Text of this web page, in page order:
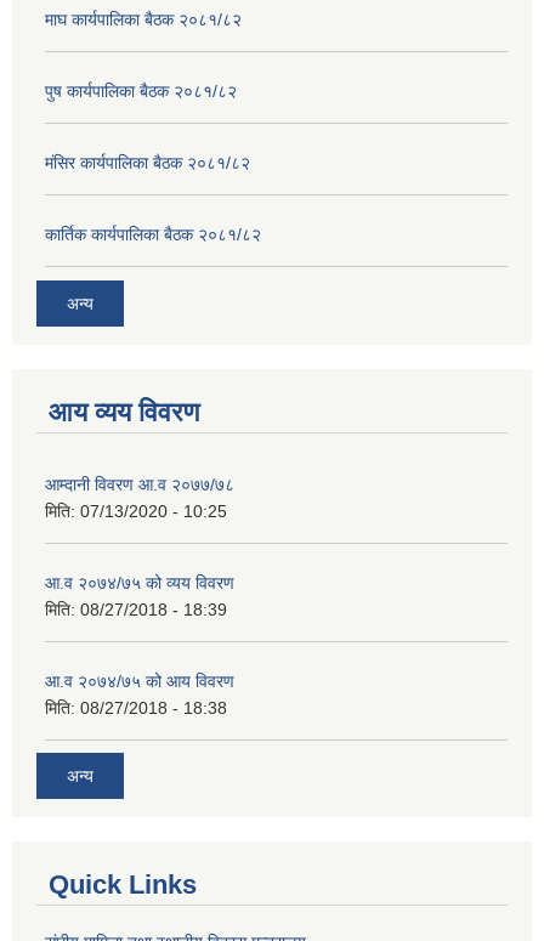
माघ कार्यपालिका बैठक २०८१/८२
पुष कार्यपालिका बैठक २०८१/८२
मंसिर कार्यपालिका बैठक २०८१/८२
कार्तिक कार्यपालिका बैठक २०८१/८२
अन्य
आय व्यय विवरण
आम्दानी विवरण आ.व २०७७/७८
मिति: 07/13/2020 - 10:25
आ.व २०७४/७५ को व्यय विवरण
मिति: 08/27/2018 - 18:39
आ.व २०७४/७५ को आय विवरण
मिति: 08/27/2018 - 18:38
अन्य
Quick Links